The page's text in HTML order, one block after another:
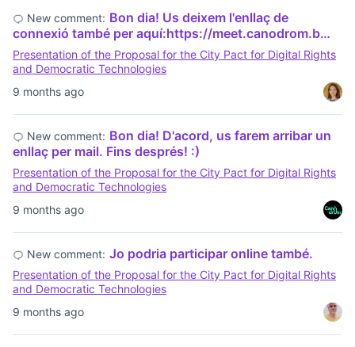
9 months ago
New comment: Bon dia! Us deixem l'enllaç de
connexió també per aquí:https://meet.canodrom.b…
Presentation of the Proposal for the City Pact for Digital Rights
and Democratic Technologies
9 months ago
New comment: Bon dia! D'acord, us farem arribar un
enllaç per mail. Fins després! :)
Presentation of the Proposal for the City Pact for Digital Rights
and Democratic Technologies
9 months ago
New comment: Jo podria participar online també.
Presentation of the Proposal for the City Pact for Digital Rights
and Democratic Technologies